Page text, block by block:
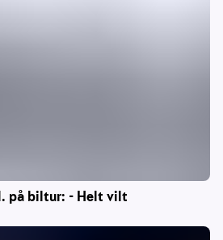
på biltur: - Helt vilt